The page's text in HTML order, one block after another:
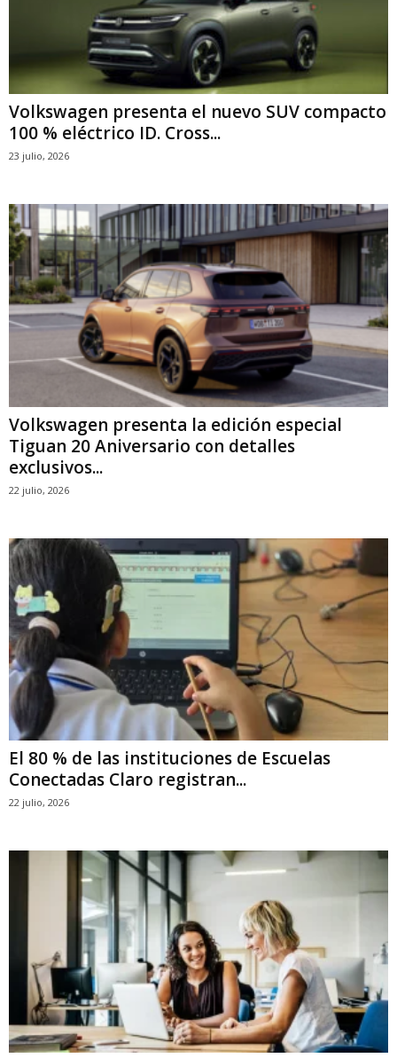
Volkswagen presenta el nuevo SUV compacto
100 % eléctrico ID. Cross...
23 julio, 2026
Volkswagen presenta la edición especial
Tiguan 20 Aniversario con detalles
exclusivos...
22 julio, 2026
El 80 % de las instituciones de Escuelas
Conectadas Claro registran...
22 julio, 2026